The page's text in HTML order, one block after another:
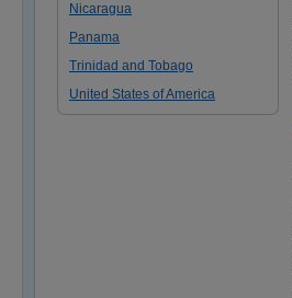
Nicaragua
Panama
Trinidad and Tobago
United States of America